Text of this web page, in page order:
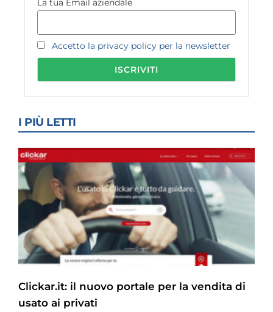
La tua Email aziendale
Accetto la privacy policy per la newsletter
I PIÙ LETTI
Clickar.it: il nuovo portale per la vendita di
usato ai privati